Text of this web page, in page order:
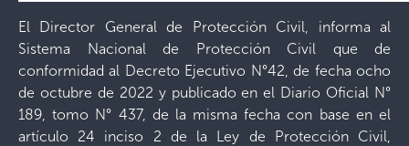
El Director General de Protección Civil, informa al
Sistema Nacional de Protección Civil que de
conformidad al Decreto Ejecutivo N°42, de fecha ocho
de octubre de 2022 y publicado en el Diario Oficial N°
189, tomo N° 437, de la misma fecha con base en el
artículo 24 inciso 2 de la Ley de Protección Civil,